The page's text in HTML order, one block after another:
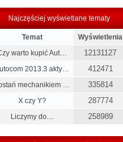
Najczęściej wyświetlane tematy
Temat
Wyświetlenia
warto kupić Aut…
12131127
2013.3 akty… 412471
mechanikiem … 335814
X czy Y? 287774
Liczymy do.... 258989